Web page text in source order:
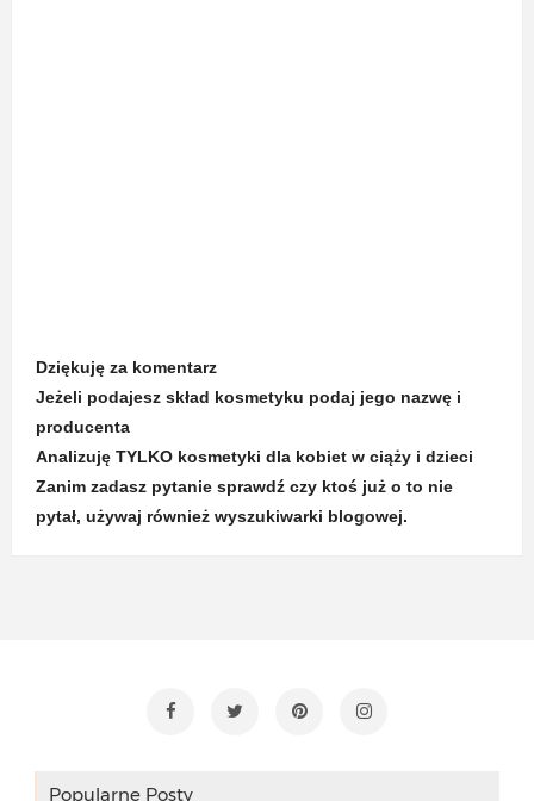
Dziękuję za komentarz
Jeżeli podajesz skład kosmetyku podaj jego nazwę i
producenta
Analizuję TYLKO kosmetyki dla kobiet w ciąży i dzieci
Zanim zadasz pytanie sprawdź czy ktoś już o to nie
pytał, używaj również wyszukiwarki blogowej.
Popularne Posty